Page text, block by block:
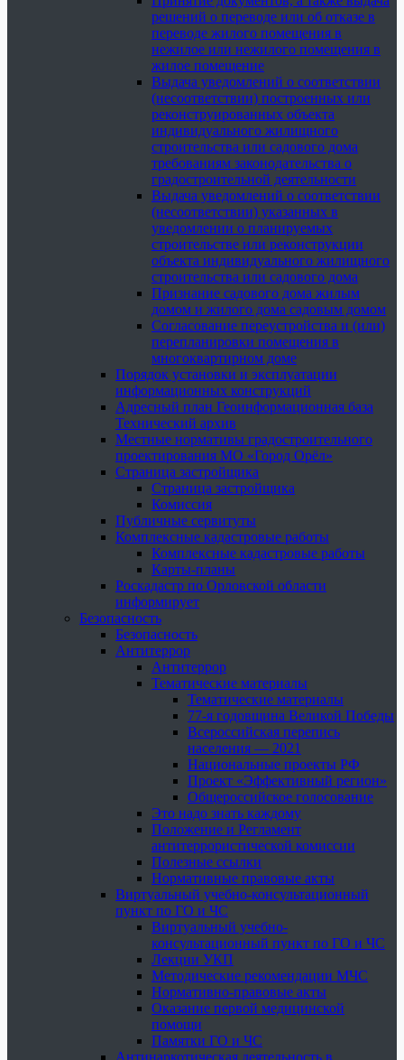
решений о переводе или об отказе в
переводе жилого помещения в
нежилое или нежилого помещения в
жилое помещение
Выдача уведомлений о соответствии
(несоответствии) построенных или
реконструированных объекта
индивидуального жилищного
строительства или садового дома
требованиям законодательства о
градостроительной деятельности
Выдача уведомлений о соответствии
(несоответствии) указанных в
уведомлении о планируемых
строительстве или реконструкции
объекта индивидуального жилищного
строительства или садового дома
Признание садового дома жилым
домом и жилого дома садовым домом
Согласование переустройства и (или)
перепланировки помещения в
многоквартирном доме
Порядок установки и эксплуатации
информационных конструкций
Адресный план Геоинформационная база
Технический архив
Местные нормативы градостроительного
проектирования МО «Город Орёл»
Страница застройщика
Страница застройщика
Комиссия
Публичные сервитуты
Комплексные кадастровые работы
Комплексные кадастровые работы
Карты-планы
Роскадастр по Орловской области
информирует
Безопасность
Безопасность
Антитеррор
Антитеррор
Тематические материалы
Тематические материалы
77-я годовщина Великой Победы
Всероссийская перепись
населения — 2021
Национальные проекты РФ
Проект «Эффективный регион»
Общероссийское голосование
Это надо знать каждому
Положение и Регламент
антитеррористической комиссии
Полезные ссылки
Нормативные правовые акты
Виртуальный учебно-консультационный
пункт по ГО и ЧС
Виртуальный учебно-
консультационный пункт по ГО и ЧС
Лекции УКП
Методические рекомендации МЧС
Нормативно-правовые акты
Оказание первой медицинской
помощи
Памятки ГО и ЧС
Антинаркотическая деятельность в